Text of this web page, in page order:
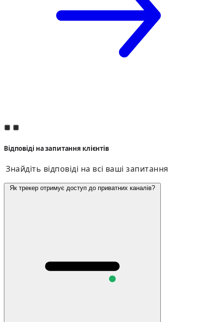
Відповіді на запитання клієнтів
Знайдіть відповіді на всі ваші запитання
Як трекер отримує доступ до приватних каналів?